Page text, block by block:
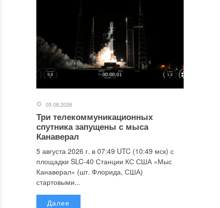
05.08.2026
Три телекоммуникационных
спутника запущены с мыса
Канаверал
5 августа 2026 г. в 07:49 UTC (10:49 мск) с
площадки SLC-40 Станции КС США «Мыс
Канаверал» (шт. Флорида, США)
стартовыми...
Далее